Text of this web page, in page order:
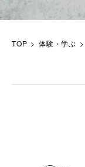
TOP 体験・学ぶ